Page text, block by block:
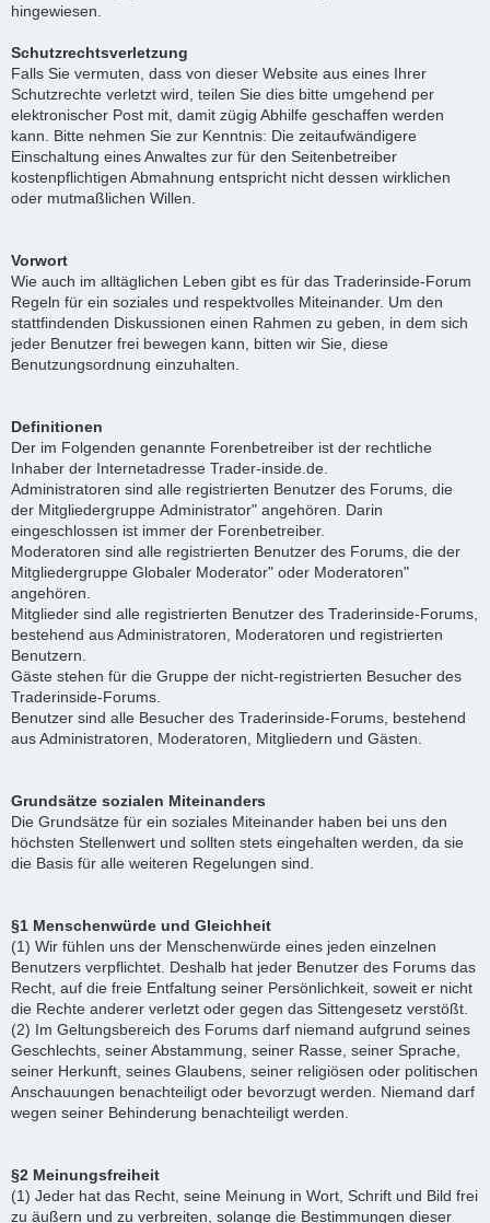
hingewiesen.
Schutzrechtsverletzung
Falls Sie vermuten, dass von dieser Website aus eines Ihrer
Schutzrechte verletzt wird, teilen Sie dies bitte umgehend per
elektronischer Post mit, damit zügig Abhilfe geschaffen werden
kann. Bitte nehmen Sie zur Kenntnis: Die zeitaufwändigere
Einschaltung eines Anwaltes zur für den Seitenbetreiber
kostenpflichtigen Abmahnung entspricht nicht dessen wirklichen
oder mutmaßlichen Willen.
Vorwort
Wie auch im alltäglichen Leben gibt es für das Traderinside-Forum
Regeln für ein soziales und respektvolles Miteinander. Um den
stattfindenden Diskussionen einen Rahmen zu geben, in dem sich
jeder Benutzer frei bewegen kann, bitten wir Sie, diese
Benutzungsordnung einzuhalten.
Definitionen
Der im Folgenden genannte Forenbetreiber ist der rechtliche
Inhaber der Internetadresse Trader-inside.de.
Administratoren sind alle registrierten Benutzer des Forums, die
der Mitgliedergruppe Administrator" angehören. Darin
eingeschlossen ist immer der Forenbetreiber.
Moderatoren sind alle registrierten Benutzer des Forums, die der
Mitgliedergruppe Globaler Moderator" oder Moderatoren"
angehören.
Mitglieder sind alle registrierten Benutzer des Traderinside-Forums,
bestehend aus Administratoren, Moderatoren und registrierten
Benutzern.
Gäste stehen für die Gruppe der nicht-registrierten Besucher des
Traderinside-Forums.
Benutzer sind alle Besucher des Traderinside-Forums, bestehend
aus Administratoren, Moderatoren, Mitgliedern und Gästen.
Grundsätze sozialen Miteinanders
Die Grundsätze für ein soziales Miteinander haben bei uns den
höchsten Stellenwert und sollten stets eingehalten werden, da sie
die Basis für alle weiteren Regelungen sind.
§1 Menschenwürde und Gleichheit
(1) Wir fühlen uns der Menschenwürde eines jeden einzelnen
Benutzers verpflichtet. Deshalb hat jeder Benutzer des Forums das
Recht, auf die freie Entfaltung seiner Persönlichkeit, soweit er nicht
die Rechte anderer verletzt oder gegen das Sittengesetz verstößt.
(2) Im Geltungsbereich des Forums darf niemand aufgrund seines
Geschlechts, seiner Abstammung, seiner Rasse, seiner Sprache,
seiner Herkunft, seines Glaubens, seiner religiösen oder politischen
Anschauungen benachteiligt oder bevorzugt werden. Niemand darf
wegen seiner Behinderung benachteiligt werden.
§2 Meinungsfreiheit
(1) Jeder hat das Recht, seine Meinung in Wort, Schrift und Bild frei
zu äußern und zu verbreiten, solange die Bestimmungen dieser